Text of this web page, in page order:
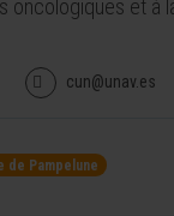
oncologiques et
cun@unav.es
de Pampelune